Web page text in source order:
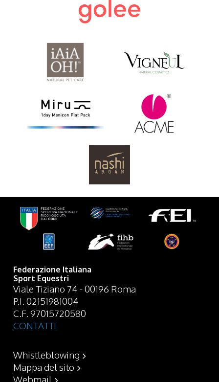
Federazione Italiana
Sport Equestri
Viale Tiziano 74 - 00196 Roma
P.I. 02151981004
C.F. 97015720580
CONTATTI
Whistleblowing
Mappa del sito
Webmail